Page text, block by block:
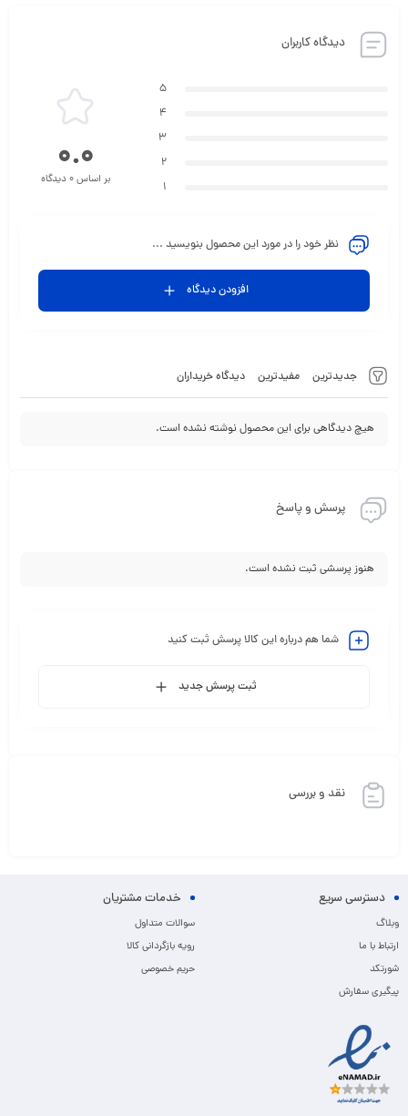
دیدگاه کاربران
جدیدترین مفیدترین دیدگاه خریداران
هیچ دیدگاهی برای این محصول نوشته نشده است.
5
4
3
2
1
0.0
بر اساس 0 دیدگاه
نظر خود را در مورد این محصول بنویسید ...
افزودن دیدگاه
پرسش و پاسخ
هنوز پرسشی ثبت نشده است.
شما هم درباره این کالا پرسش ثبت کنید
ثبت پرسش جدید
نقد و بررسی
دسترسی سریع
وبلاگ
ارتباط با ما
شورتکد
پیگیری سفارش
خدمات مشتریان
سوالات متداول
رویه بازگردانی کالا
حریم خصوصی